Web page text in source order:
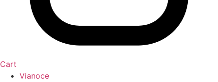
Cart
Vianoce